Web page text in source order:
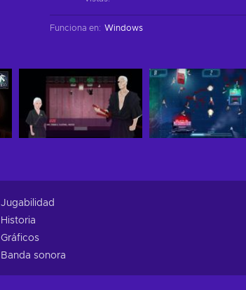
Funciona en: Windows
Jugabilidad
Historia
Gráficos
Banda sonora